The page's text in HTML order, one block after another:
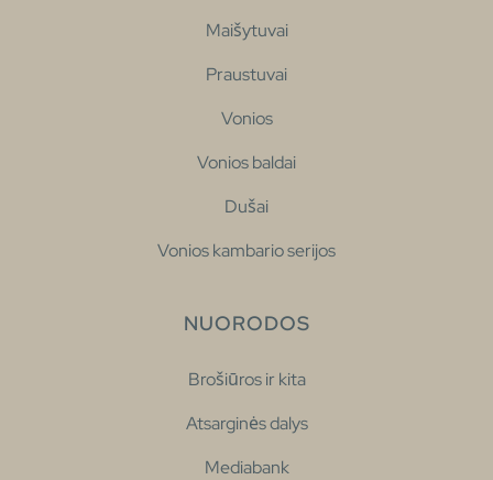
Maišytuvai
Praustuvai
Vonios
Vonios baldai
Dušai
Vonios kambario serijos
NUORODOS
Brošiūros ir kita
Atsarginės dalys
Mediabank